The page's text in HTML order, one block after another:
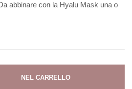
abbinare con la Hyalu Mask una o